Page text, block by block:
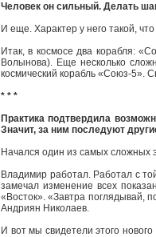
Человек он сильный. Делать
И еще. Характер у него такой,
Итак, в космосе два корабля:
Волынова). Еще несколько
космический корабль «Союз-5».
* * *
Практика подтвердила
Значит, за ним последуют
Начался один из самых сложных
Владимир работал. Работал с
замечал изменение всех
«Восток». «Завтра поглядывай,
Андриян Николаев.
И вот мы свидетели этого